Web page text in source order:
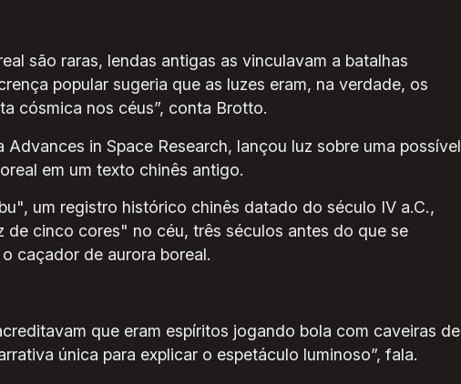
são raras, lendas antigas as vinculavam a batalhas
popular sugeria que as luzes eram, na verdade, os
cósmica nos céus”, conta Brotto.
in Space Research, lançou luz sobre uma possível
em um texto chinês antigo.
um registro histórico chinês datado do século IV a.C.,
de cinco cores" no céu, três séculos antes do que se
caçador de aurora boreal.
que eram espíritos jogando bola com caveiras de
única para explicar o espetáculo luminoso”, fala.